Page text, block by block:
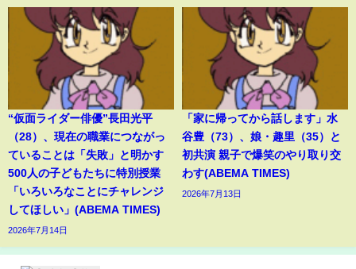
“仮面ライダー俳優”長田光平
（28）、現在の職業につながっ
ていることは「失敗」と明かす
500人の子どもたちに特別授業
「いろいろなことにチャレンジ
してほしい」(ABEMA TIMES)
2026年7月14日
「家に帰ってから話します」水
谷豊（73）、娘・趣里（35）と
初共演 親子で爆笑のやり取り交
わす(ABEMA TIMES)
2026年7月13日